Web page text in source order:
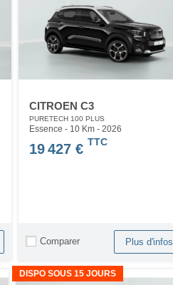
CITROEN C3
PURETECH 100 PLUS
Essence - 10 Km- 2026
19 427 € TTC
Comparer Plus d'infos
DISPO SOUS 15 JOURS